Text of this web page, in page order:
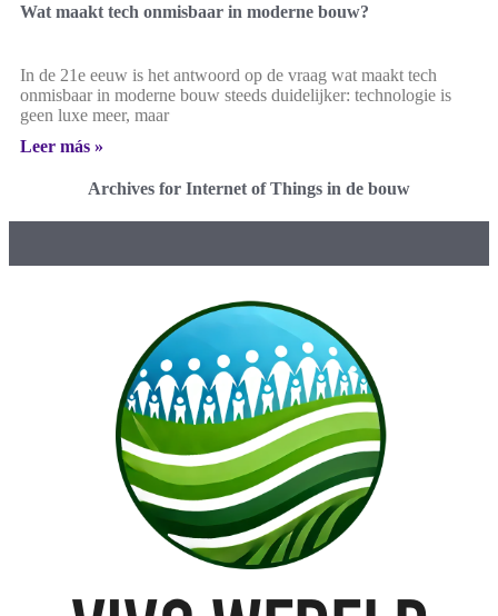
Wat maakt tech onmisbaar in moderne bouw?
In de 21e eeuw is het antwoord op de vraag wat maakt tech
onmisbaar in moderne bouw steeds duidelijker: technologie is
geen luxe meer, maar
Leer más »
Archives for Internet of Things in de bouw